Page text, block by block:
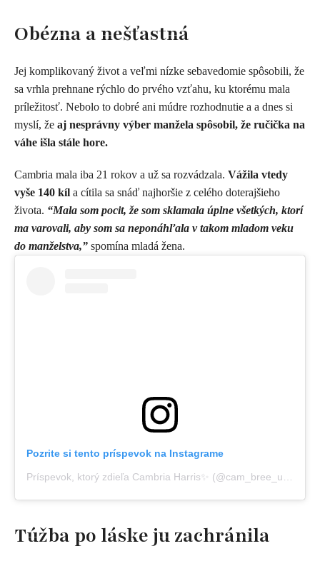
Obézna a nešťastná
Jej komplikovaný život a veľmi nízke sebavedomie spôsobili, že
sa vrhla prehnane rýchlo do prvého vzťahu, ku ktorému mala
príležitosť. Nebolo to dobré ani múdre rozhodnutie a a dnes si
myslí, že aj nesprávny výber manžela spôsobil, že ručička na
váhe išla stále hore.
Cambria mala iba 21 rokov a už sa rozvádzala. Vážila vtedy
vyše 140 kíl a cítila sa snáď najhoršie z celého doterajšieho
života. “Mala som pocit, že som sklamala úplne všetkých, ktorí
ma varovali, aby som sa neponáhľala v takom mladom veku
do manželstva,” spomína mladá žena.
Pozrite si tento príspevok na Instagrame
Príspevok, ktorý zdieľa Cambria Harris✨ (@cam_bree_uhhh)
Túžba po láske ju zachránila